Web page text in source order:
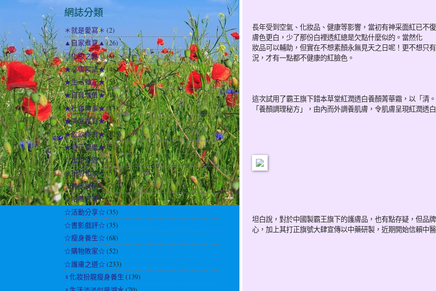
長年受到空氣、化妝品、健康等影響，當初有神采面紅已不
膚色更白，少了那份白裡透紅總是欠點什麼似的。當然化
妝品可以輔助，但實在不想素顏永無見天之日呢！更不想只
況，才有一點都不健康的紅臉色。
這次試用了霸王旗下錯本草堂紅潤透白養顏菁華霜，以「清
「養顏調理秘方」，由內而外調養肌膚，令肌膚呈現紅潤透
坦白說，對於中國製霸王旗下的護膚品，也有點存疑，但品
心，加上其打正旗號大肆宣傳以中藥研製，近期開始信賴中
網誌分類
＊就是愛寫＊ (2)
▲自家煮意▲(26)
◎化妝之路◎(8)
★心事絮語★(48)
★生活雜記★(54)
★自我增值★(19)
★社會時事★(13)
★美髮護髮★(16)
★飲飲食食★(123)
★遊玩耍樂★(51)
☆出走外遊☆(2)
☆扮靚化妝☆(57)
☆其他試用☆(70)
☆哈囉吉蒂☆(25)
☆活動分享☆ (35)
☆書影戲評☆ (35)
☆瘦身養生☆ (68)
☆購物敗家☆ (52)
☆護膚之道☆ (233)
♀化妝扮靚瘦身養生 (139)